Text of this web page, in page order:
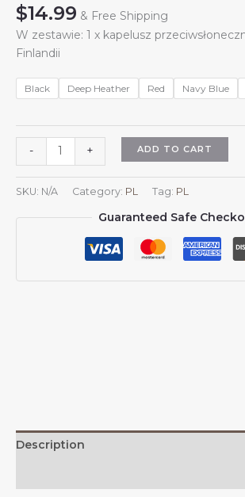
$14.99 & Free Shipping
W zestawie: 1 x kapelusz
Finlandii
Black Deep Heather Red Navy Blue
-
przeciwsłoneczne
z
flagą
Finlandii
Finlandii,
trucker
+ ADD TO CART
SKU: N/A Category: PL Tag: PL
Guaranteed Safe
Description